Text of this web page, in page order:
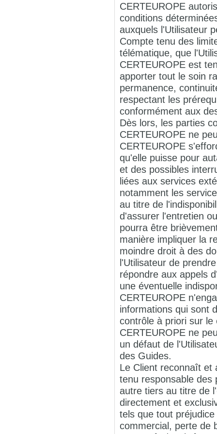
CERTEUROPE
conditions
auxquels l'Utilisateur
Compte tenu des
télématique, que
CERTEUROPE est
apporter tout le soin
permanence,
respectant les
conformément aux
Dès lors, les parties
CERTEUROPE ne
CERTEUROPE
qu'elle puisse pour
et des possibles
liées aux services
notamment les
au titre de
d'assurer l'entretien
pourra être
manière impliquer la
moindre droit à des
l'Utilisateur de
répondre aux appels
une éventuelle
CERTEUROPE
informations qui sont
contrôle à priori sur
CERTEUROPE ne
un défaut de
des Guides.
Le Client reconnaît et
tenu responsable des
autre tiers au titre de
directement et
tels que tout
commercial, perte de